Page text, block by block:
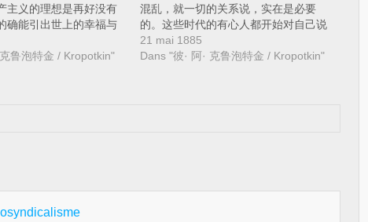
主义的理想是再好没有
确能引出世上的幸福与
这样的人却多么的少
义的人又有多少，委身
，他们既有很好的组
过你们的能力太多
们不断地听见反对我
不妨去看看这种议论是
鲁泡特金 / Kropotkin"
混乱，就一切的关系说，实在是必要
的。这些时代的有心人都开始对自己说
世事再不能这样下去了；非有不可测的
大事来突然截断历史的线索，将陷于污
21 mai 1885
Dans "彼· 阿· 克鲁泡特金 / Kropotkin"